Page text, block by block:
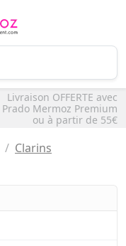
Livraison OFFERTE avec
Prado Mermoz Premium
ou à partir de 55€
Clarins